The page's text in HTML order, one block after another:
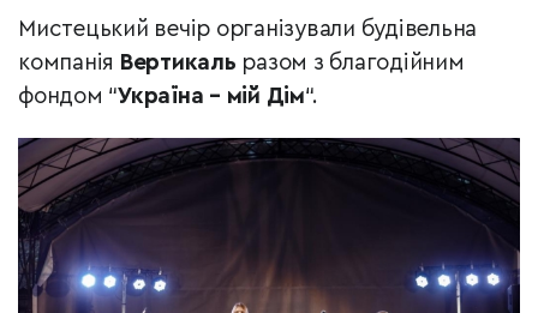
Мистецький вечір організували будівельна
компанія Вертикаль разом з благодійним
фондом “Україна – мій Дім“.